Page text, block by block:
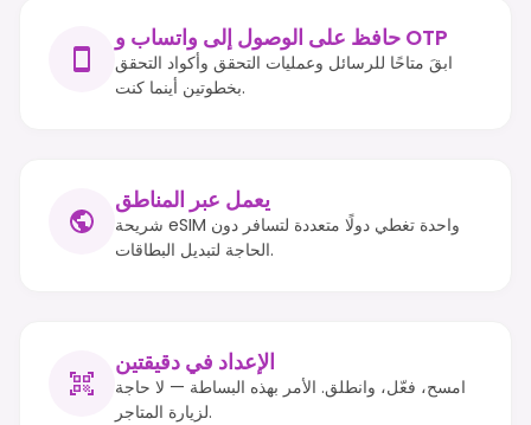
حافظ على الوصول إلى واتساب و OTP
ابقَ متاحًا للرسائل وعمليات التحقق وأكواد التحقق
بخطوتين أينما كنت.
يعمل عبر المناطق
شريحة eSIM واحدة تغطي دولًا متعددة لتسافر دون
الحاجة لتبديل البطاقات.
الإعداد في دقيقتين
امسح، فعّل، وانطلق. الأمر بهذه البساطة — لا حاجة
لزيارة المتاجر.